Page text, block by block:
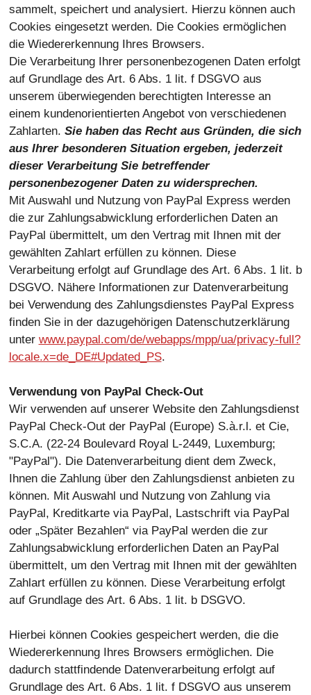
sammelt, speichert und analysiert. Hierzu können auch
Cookies eingesetzt werden. Die Cookies ermöglichen
die Wiedererkennung Ihres Browsers.
Die Verarbeitung Ihrer personenbezogenen Daten erfolgt
auf Grundlage des Art. 6 Abs. 1 lit. f DSGVO aus
unserem überwiegenden berechtigten Interesse an
einem kundenorientierten Angebot von verschiedenen
Zahlarten. Sie haben das Recht aus Gründen, die sich
aus Ihrer besonderen Situation ergeben, jederzeit
dieser Verarbeitung Sie betreffender
personenbezogener Daten zu widersprechen.
Mit Auswahl und Nutzung von PayPal Express werden
die zur Zahlungsabwicklung erforderlichen Daten an
PayPal übermittelt, um den Vertrag mit Ihnen mit der
gewählten Zahlart erfüllen zu können. Diese
Verarbeitung erfolgt auf Grundlage des Art. 6 Abs. 1 lit. b
DSGVO. Nähere Informationen zur Datenverarbeitung
bei Verwendung des Zahlungsdienstes PayPal Express
finden Sie in der dazugehörigen Datenschutzerklärung
unter www.paypal.com/de/webapps/mpp/ua/privacy-full?
locale.x=de_DE#Updated_PS.
Verwendung von PayPal Check-Out
Wir verwenden auf unserer Website den Zahlungsdienst
PayPal Check-Out der PayPal (Europe) S.à.r.l. et Cie,
S.C.A. (22-24 Boulevard Royal L-2449, Luxemburg;
"PayPal"). Die Datenverarbeitung dient dem Zweck,
Ihnen die Zahlung über den Zahlungsdienst anbieten zu
können. Mit Auswahl und Nutzung von Zahlung via
PayPal, Kreditkarte via PayPal, Lastschrift via PayPal
oder „Später Bezahlen“ via PayPal werden die zur
Zahlungsabwicklung erforderlichen Daten an PayPal
übermittelt, um den Vertrag mit Ihnen mit der gewählten
Zahlart erfüllen zu können. Diese Verarbeitung erfolgt
auf Grundlage des Art. 6 Abs. 1 lit. b DSGVO.
Hierbei können Cookies gespeichert werden, die die
Wiedererkennung Ihres Browsers ermöglichen. Die
dadurch stattfindende Datenverarbeitung erfolgt auf
Grundlage des Art. 6 Abs. 1 lit. f DSGVO aus unserem